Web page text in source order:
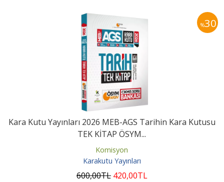
%30
Kara Kutu Yayınları 2026 MEB-AGS Tarihin Kara Kutusu
TEK KİTAP ÖSYM...
Komisyon
Karakutu Yayınları
600,00TL 420,00TL